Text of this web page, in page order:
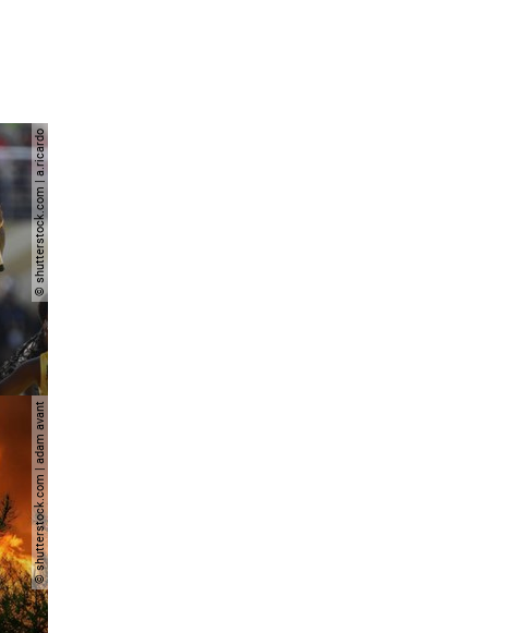
© shutterstock.com | a.ricardo
© shutterstock.com | adam avant